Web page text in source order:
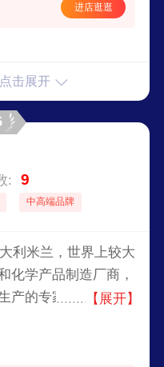
进店逛逛
击展开
: 9
中高端品牌
利米兰，世界上较大
化学产品制造厂商，
产的专家。贝专门从
子公司。
【展开】